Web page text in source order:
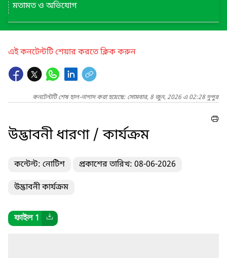
মতামত ও অভিযোগ
এই কনটেন্টটি শেয়ার করতে ক্লিক করুন
কনটেন্টটি শেষ হাল-নাগাদ করা হয়েছে: সোমবার, 8 জুন, 2026 এ 02:28 দুপুর
উদ্ভাবনী ধারণা / কার্যক্রম
কন্টেন্ট: নোটিশ প্রকাশের তারিখ: 08-06-2026
উদ্ভাবনী কার্যক্রম
ফাইল 1